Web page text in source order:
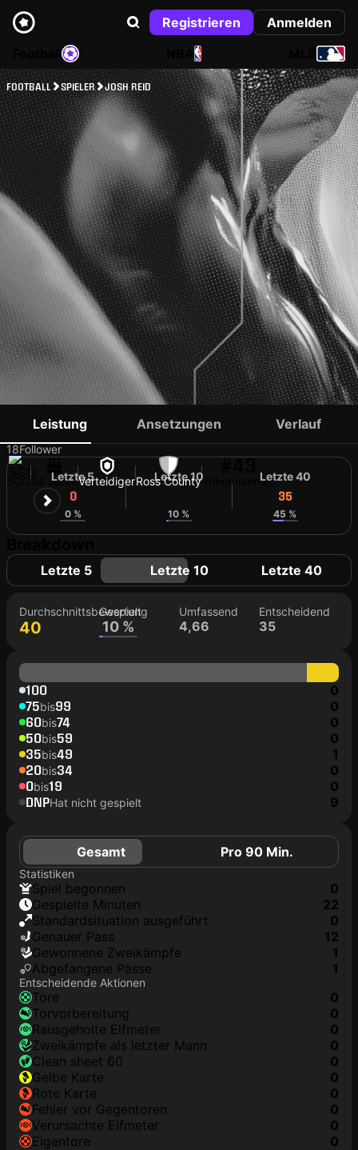
Registrieren
Anmelden
NBA
FOOTBALL SPIELER JOSH REID
JOSH REID
18Follower
24 JahreVerteidigerRoss CountyTrikotnummer
Leistung Ansetzungen Verlauf
Letzte 5
0
0 %
Letzte 10
10 %
Letzte 40
35
45 %
Letzte 5 Letzte 10 Letzte 40
Durchschnittsbewertung
40
Gespielt
10 %
Umfassend
4,66
Entscheidend
35
100 0
75bis99 0
60bis74 0
50bis59 0
35bis49 1
20bis34 0
0bis19 0
DNPHat nicht gespielt 9
Gesamt Pro 90 Min.
Statistiken
Spiel begonnen
0
Gespielte Minuten
22
Standardsituation ausgeführt
0
genauer Pass
12
Gewonnene Zweikämpfe
1
Abgefangene Pässe
1
Entscheidende Aktionen
Tore
0
Torvorbereitung
0
rausgeholte Elfmeter
0
Zweikämpfe als letzter Mann
0
clean sheet 60
0
gelbe Karte
0
rote Karte
0
Fehler vor Gegentoren
0
Verursachte Elfmeter
0
Eigentore
0